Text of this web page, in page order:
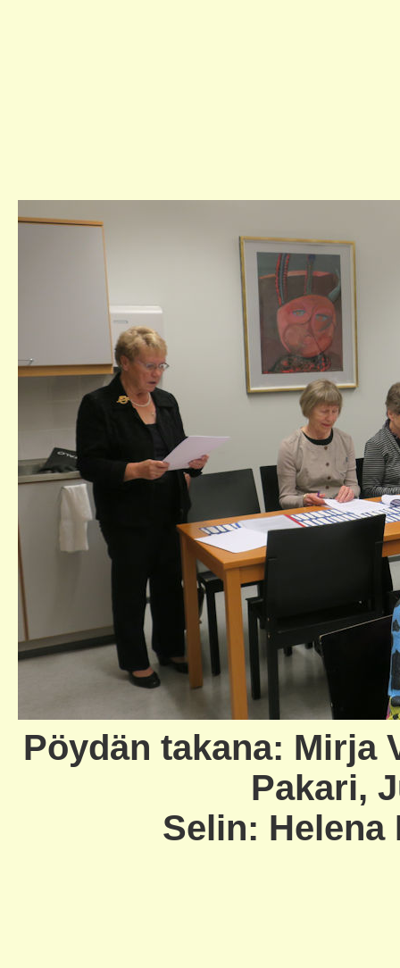
Pöydän takana: Mirja
Pakari,
Selin: Helena